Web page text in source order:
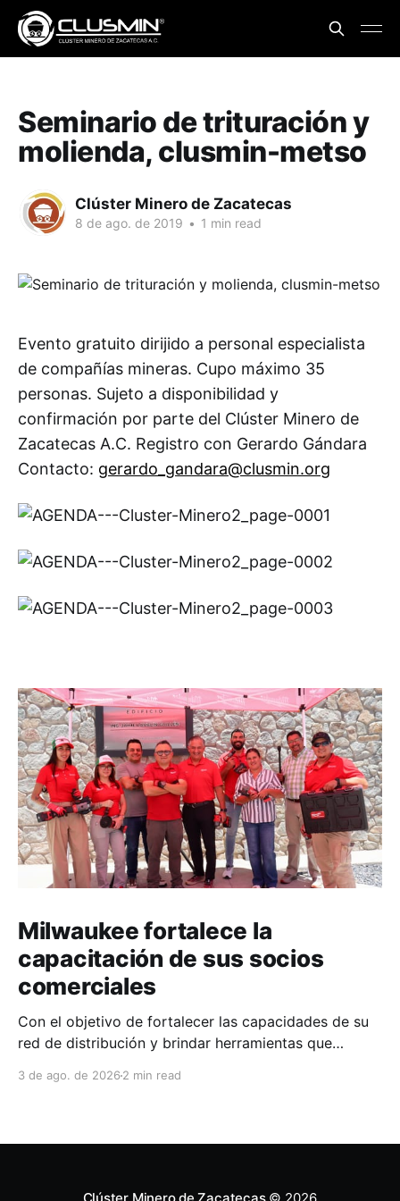
Seminario de trituración y
molienda, clusmin-metso
Clúster Minero de Zacatecas
8 de ago. de 2019 • 1 min read
Evento gratuito dirijido a personal especialista
de compañías mineras. Cupo máximo 35
personas. Sujeto a disponibilidad y
confirmación por parte del Clúster Minero de
Zacatecas A.C. Registro con Gerardo Gándara
Contacto: gerardo_gandara@clusmin.org
Milwaukee fortalece la
capacitación de sus socios
comerciales
Con el objetivo de fortalecer las capacidades de su
red de distribución y brindar herramientas que
técnico, Milwaukee llevó a cabo una capacitación
3 de ago. de 2026 2 min read